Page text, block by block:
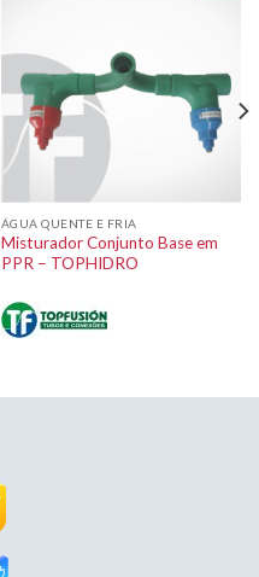
ÁGUA QUENTE E FRIA
Misturador Conjunto Base em
PPR – TOPHIDRO